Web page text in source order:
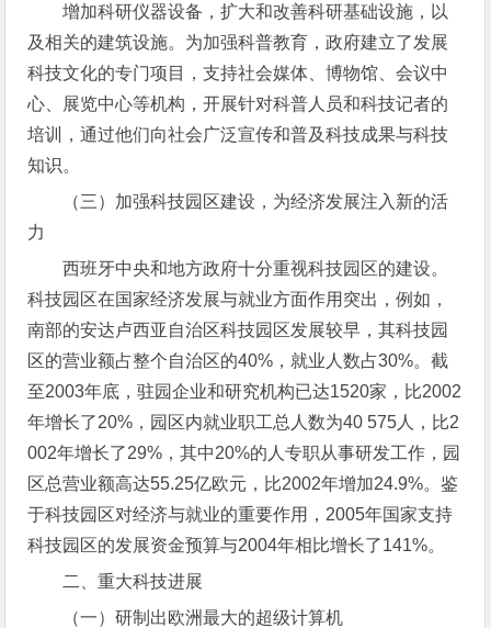
增加科研仪器设备，扩大和改善科研基础设施，以
及相关的建筑设施。为加强科普教育，政府建立了发展
科技文化的专门项目，支持社会媒体、博物馆、会议中
心、展览中心等机构，开展针对科普人员和科技记者的
培训，通过他们向社会广泛宣传和普及科技成果与科技
知识。
（三）加强科技园区建设，为经济发展注入新的活
力
西班牙中央和地方政府十分重视科技园区的建设。
科技园区在国家经济发展与就业方面作用突出，例如，
南部的安达卢西亚自治区科技园区发展较早，其科技园
区的营业额占整个自治区的40%，就业人数占30%。截
至2003年底，驻园企业和研究机构已达1520家，比2002
年增长了20%，园区内就业职工总人数为40 575人，比2
002年增长了29%，其中20%的人专职从事研发工作，园
区总营业额高达55.25亿欧元，比2002年增加24.9%。鉴
于科技园区对经济与就业的重要作用，2005年国家支持
科技园区的发展资金预算与2004年相比增长了141%。
二、重大科技进展
（一）研制出欧洲最大的超级计算机